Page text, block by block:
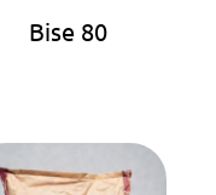
Bise 80